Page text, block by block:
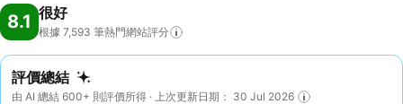
8.1 很好
根據 7,593 筆熱門網站評分
評價總結
由 AI 總結 600+ 則評價所得 · 上次更新日期： 30 Jul 2026